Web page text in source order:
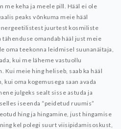
me keha ja meele pill. Hääl ei ole
peaks võnkuma meie hääl
juurtest kosmiliste
omandab hääl just meie
oma teekonna leidmisel suunanäitaja,
kui me läheme vastuollu
Kui meie hing heliseb, saab ka hääl
oma kogemusega saan avada
julgeks sealt sisse astuda ja
iseenda “peidetud ruumis”
hing ja hingamine, just hingamise
kel polegi suurt viisipidamisoskust,